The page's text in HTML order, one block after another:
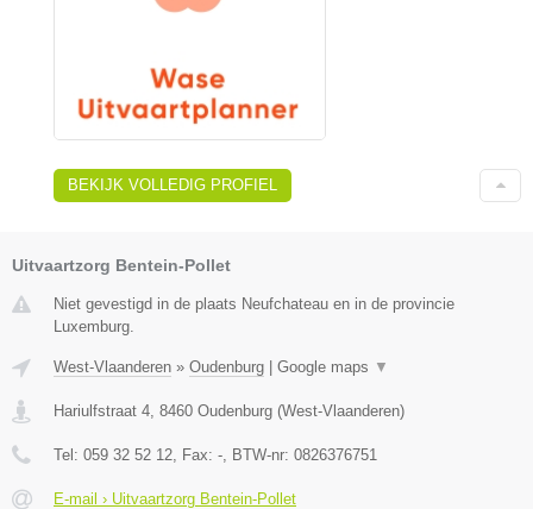
BEKIJK VOLLEDIG PROFIEL
Uitvaartzorg Bentein-Pollet
Niet gevestigd in de plaats Neufchateau en in de provincie
Luxemburg.
West-Vlaanderen » Oudenburg | Google maps ▼
Hariulfstraat 4 8460 Oudenburg (West-Vlaanderen)
Tel: 059 32 52 12 , Fax: - , BTW-nr: 0826376751
E-mail › Uitvaartzorg Bentein-Pollet